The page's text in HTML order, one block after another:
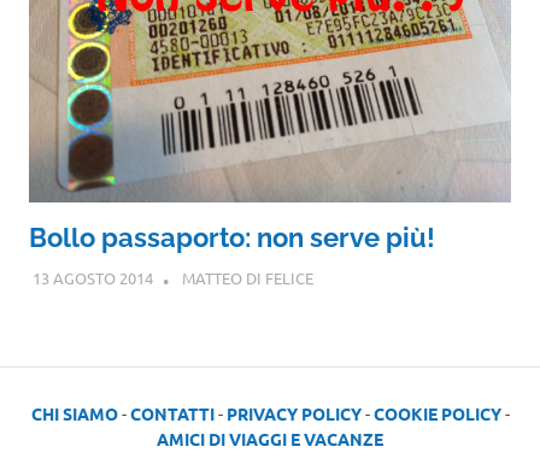
Bollo passaporto: non serve più!
13 AGOSTO 2014 MATTEO DI FELICE
CHI SIAMO-CONTATTI- PRIVACY POLICY-COOKIE POLICY-
AMICI DI VIAGGI E VACANZE